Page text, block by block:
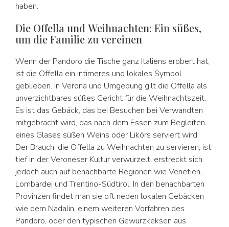
haben.
Die Offella und Weihnachten: Ein süßes,
um die Familie zu vereinen
Wenn der Pandoro die Tische ganz Italiens erobert hat,
ist die Offella ein intimeres und lokales Symbol
geblieben. In Verona und Umgebung gilt die Offella als
unverzichtbares süßes Gericht für die Weihnachtszeit.
Es ist das Gebäck, das bei Besuchen bei Verwandten
mitgebracht wird, das nach dem Essen zum Begleiten
eines Glases süßen Weins oder Likörs serviert wird.
Der Brauch, die Offella zu Weihnachten zu servieren, ist
tief in der Veroneser Kultur verwurzelt, erstreckt sich
jedoch auch auf benachbarte Regionen wie Venetien,
Lombardei und Trentino-Südtirol. In den benachbarten
Provinzen findet man sie oft neben lokalen Gebäcken
wie dem Nadalin, einem weiteren Vorfahren des
Pandoro, oder den typischen Gewürzkeksen aus